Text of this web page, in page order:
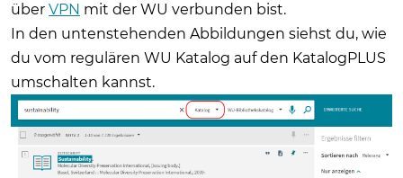
über VPN mit der WU verbunden bist.
In den untenstehenden Abbildungen siehst du, wie
du vom regulären WU Katalog auf den KatalogPLUS
umschalten kannst.